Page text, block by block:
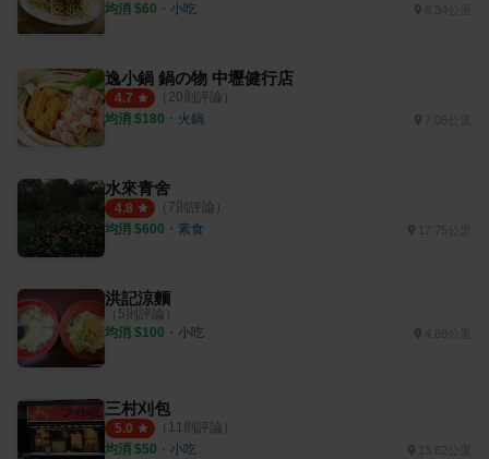
均消 $60 ・ 小吃 8.34公里
逸小鍋 鍋の物 中壢健行店
4.7 （ 20則評論）
均消 $180 ・ 火鍋 7.05公里
水來青舍
4.8 （ 7則評論）
均消 $600 ・ 素食 17.75公里
洪記涼麵
（ 5則評論）
均消 $100 ・ 小吃 4.68公里
三村刈包
5.0 （ 11則評論）
均消 $50 ・ 小吃